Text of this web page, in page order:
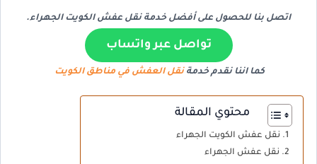
اتصل بنا للحصول على أفضل خدمة نقل عفش الكويت الجهراء.
تواصل عبر واتساب
كما اننا نقدم خدمة نقل العفش في مناطق الكويت
محتوي المقالة
نقل عفش الكويت الجهراء
نقل عفش الجهراء